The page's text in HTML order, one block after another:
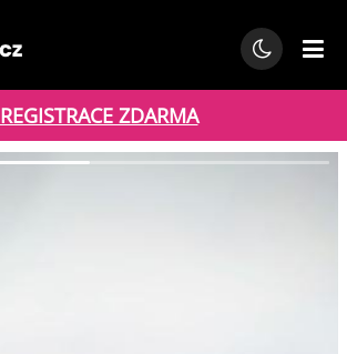
REGISTRACE ZDARMA